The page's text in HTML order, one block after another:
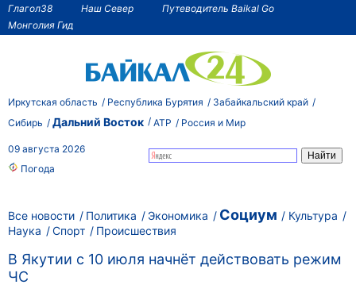
Глагол38 Наш Север
Путеводитель Baikal Go
Монголия Гид
Иркутская область Республика Бурятия
Забайкальский край
Сибирь
Дальний Восток АТР Россия и Мир
09 августа 2026
Погода
Все новости Политика Экономика Социум
Культура
Наука
Спорт Происшествия
В Якутии с 10 июля начнёт действовать режим
ЧС